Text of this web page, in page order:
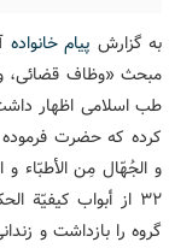
به گزارش پیام خانواده
مبحث «وظاف قضائی،
طب اسلامی اظهار
کرده که حضرت